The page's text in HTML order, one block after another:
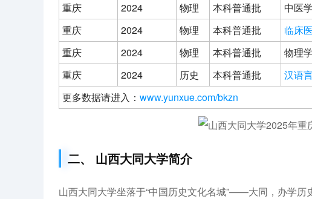
重庆
2024 物理 本科普通批 中医学
重庆
2024 物理 本科普通批 临床
重庆
2024 物理 本科普通批 物理
重庆
2024 历史 本科普通批 汉语
更多数据请进入： www.yunxue.com/bkzn
二、 山西大同大学简介
山西大同大学坐落于“中国历史文化名城”——大同，办学